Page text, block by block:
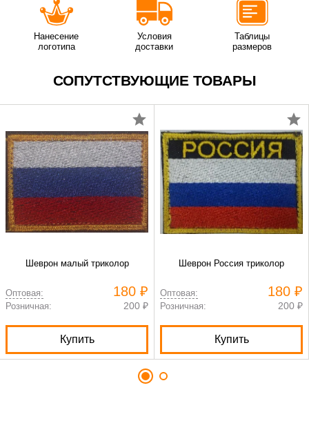
Нанесение
логотипа
Условия
доставки
Таблицы
размеров
СОПУТСТВУЮЩИЕ ТОВАРЫ
Шеврон малый триколор
Оптовая: 180 ₽
Розничная: 200 ₽
Купить
Шеврон Россия триколор
Оптовая: 180 ₽
Розничная: 200 ₽
Купить